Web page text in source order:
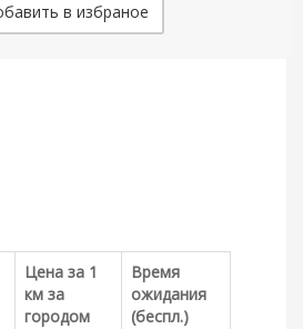
в избраное
Цена за 1
км за
городом
Время
ожидания
(беспл.)